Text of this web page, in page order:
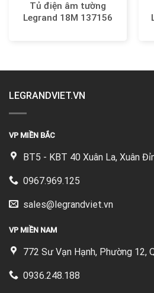
Tủ điện âm tường
Legrand 18M 137156
LEGRANDVIET.VN
VP MIỀN BẮC
BT5 - KBT 40 Xuân La, Xuân
0967.969.125
sales@legrandviet.vn
VP MIỀN NAM
772 Sư Vạn Hạnh, Phường 12,
0936.248.188